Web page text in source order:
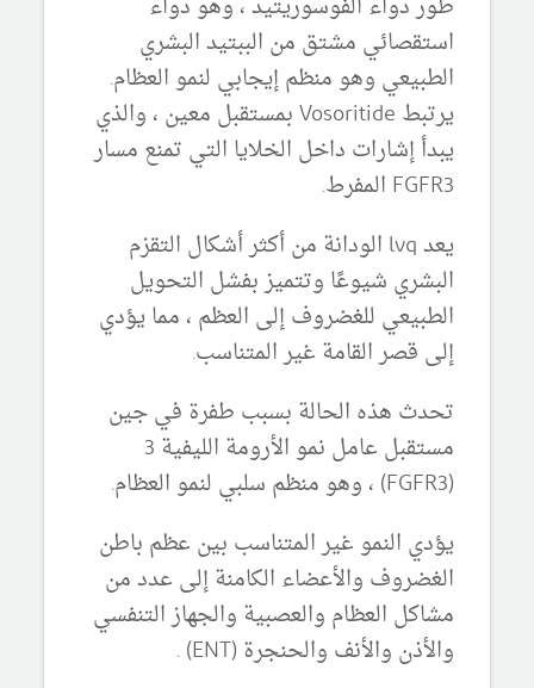
استقصائي مشتق من الببتيد البشري
الطبيعي وهو منظم إيجابي لنمو العظام.
يرتبط Vosoritide بمستقبل معين ، والذي
يبدأ إشارات داخل الخلايا التي تمنع مسار
FGFR3 المفرط.
يعد lvq الودانة من أكثر أشكال التقزم
البشري شيوعًا وتتميز بفشل التحويل
الطبيعي للغضروف إلى العظم ، مما يؤدي
إلى قصر القامة غير المتناسب.
تحدث هذه الحالة بسبب طفرة في جين
مستقبل عامل نمو الأرومة الليفية 3
(FGFR3) ، وهو منظم سلبي لنمو العظام.
يؤدي النمو غير المتناسب بين عظم باطن
الغضروف والأعضاء الكامنة إلى عدد من
مشاكل العظام والعصبية والجهاز التنفسي
والأذن والأنف والحنجرة (ENT) .